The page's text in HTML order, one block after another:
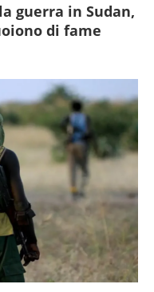
guerra in Sudan,
di fame